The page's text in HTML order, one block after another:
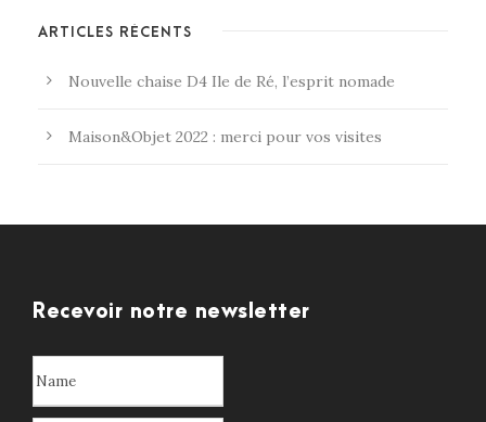
ARTICLES RÉCENTS
Nouvelle chaise D4 Ile de Ré, l’esprit nomade
Maison&Objet 2022 : merci pour vos visites
Recevoir notre newsletter